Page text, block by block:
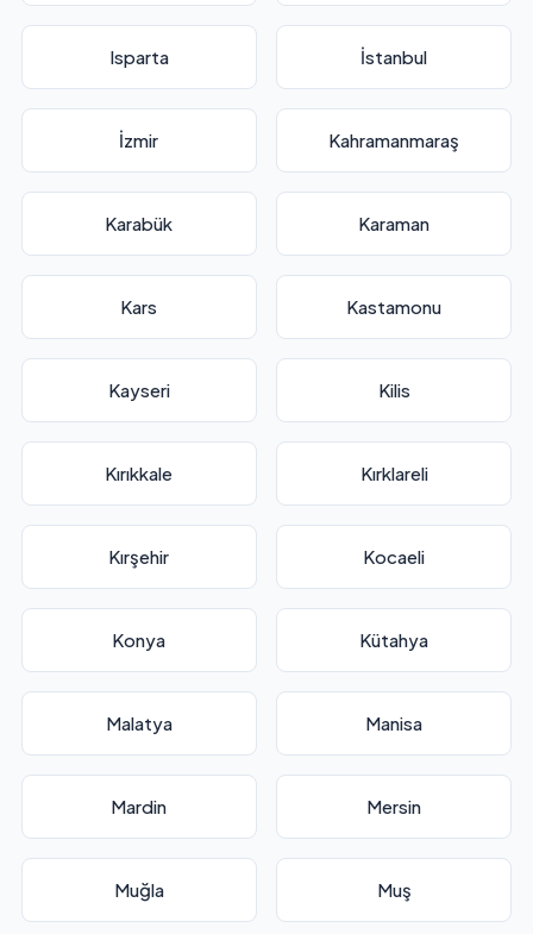
Isparta İstanbul
İzmir Kahramanmaraş
Karabük Karaman
Kars Kastamonu
Kayseri Kilis
Kırıkkale Kırklareli
Kırşehir Kocaeli
Konya Kütahya
Malatya Manisa
Mardin Mersin
Muğla Muş